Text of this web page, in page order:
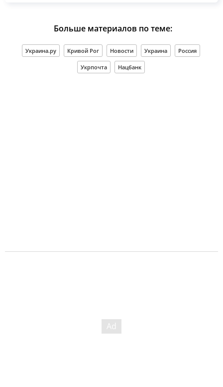
Больше материалов по теме:
Украина.ру Кривой Рог Новости Украина Россия
Укрпочта Нацбанк